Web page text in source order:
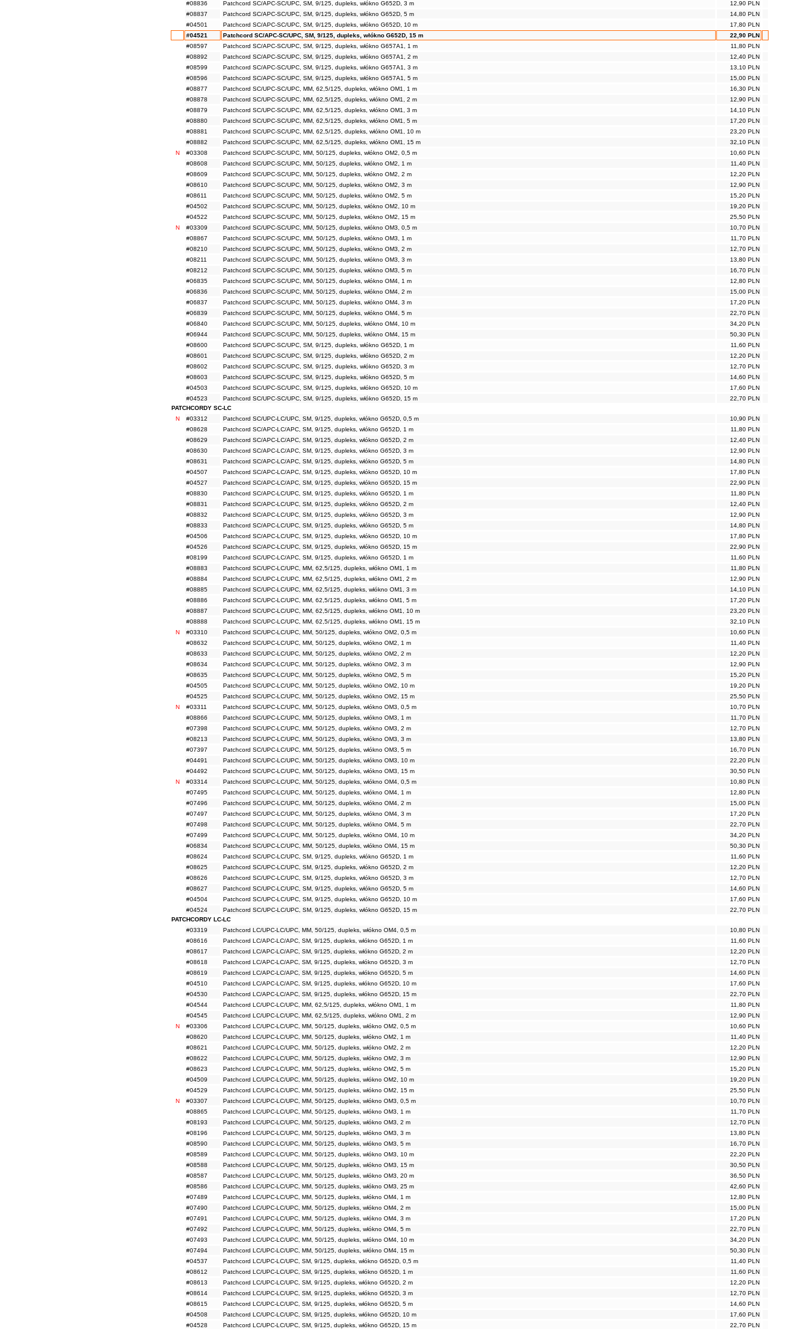
#08836
Patchcord SC/APC-SC/UPC, SM, 9/125, dupleks, włókno G652D, 3 m
12,90 PLN
#08837
Patchcord SC/APC-SC/UPC, SM, 9/125, dupleks, włókno G652D, 5 m
14,80 PLN
#04501
Patchcord SC/APC-SC/UPC, SM, 9/125, dupleks, włókno G652D, 10 m
17,80 PLN
#04521
Patchcord SC/APC-SC/UPC, SM, 9/125, dupleks, włókno G652D, 15 m
22,90 PLN
#08597
Patchcord SC/APC-SC/UPC, SM, 9/125, dupleks, włókno G657A1, 1 m
11,80 PLN
#08892
Patchcord SC/APC-SC/UPC, SM, 9/125, dupleks, włókno G657A1, 2 m
12,40 PLN
#08599
Patchcord SC/APC-SC/UPC, SM, 9/125, dupleks, włókno G657A1, 3 m
13,10 PLN
#08596
Patchcord SC/APC-SC/UPC, SM, 9/125, dupleks, włókno G657A1, 5 m
15,00 PLN
#08877
Patchcord SC/UPC-SC/UPC, MM, 62,5/125, dupleks, włókno OM1, 1 m
16,30 PLN
#08878
Patchcord SC/UPC-SC/UPC, MM, 62,5/125, dupleks, włókno OM1, 2 m
12,90 PLN
#08879
Patchcord SC/UPC-SC/UPC, MM, 62,5/125, dupleks, włókno OM1, 3 m
14,10 PLN
#08880
Patchcord SC/UPC-SC/UPC, MM, 62,5/125, dupleks, włókno OM1, 5 m
17,20 PLN
#08881
Patchcord SC/UPC-SC/UPC, MM, 62,5/125, dupleks, włókno OM1, 10 m
23,20 PLN
#08882
Patchcord SC/UPC-SC/UPC, MM, 62,5/125, dupleks, włókno OM1, 15 m
32,10 PLN
N
#03308 Patchcord SC/UPC-SC/UPC, MM, 50/125, dupleks, włókno OM2, 0,5 m
10,60 PLN
#08608
Patchcord SC/UPC-SC/UPC, MM, 50/125, dupleks, włókno OM2, 1 m
11,40 PLN
#08609
Patchcord SC/UPC-SC/UPC, MM, 50/125, dupleks, włókno OM2, 2 m
12,20 PLN
#08610
Patchcord SC/UPC-SC/UPC, MM, 50/125, dupleks, włókno OM2, 3 m
12,90 PLN
#08611
Patchcord SC/UPC-SC/UPC, MM, 50/125, dupleks, włókno OM2, 5 m
15,20 PLN
#04502
Patchcord SC/UPC-SC/UPC, MM, 50/125, dupleks, włókno OM2, 10 m
19,20 PLN
#04522
Patchcord SC/UPC-SC/UPC, MM, 50/125, dupleks, włókno OM2, 15 m
25,50 PLN
N
#03309 Patchcord SC/UPC-SC/UPC, MM, 50/125, dupleks, włókno OM3, 0,5 m
10,70 PLN
#08867
Patchcord SC/UPC-SC/UPC, MM, 50/125, dupleks, włókno OM3, 1 m
11,70 PLN
#08210
Patchcord SC/UPC-SC/UPC, MM, 50/125, dupleks, włókno OM3, 2 m
12,70 PLN
#08211
Patchcord SC/UPC-SC/UPC, MM, 50/125, dupleks, włókno OM3, 3 m
13,80 PLN
#08212
Patchcord SC/UPC-SC/UPC, MM, 50/125, dupleks, włókno OM3, 5 m
16,70 PLN
#06835
Patchcord SC/UPC-SC/UPC, MM, 50/125, dupleks, włókno OM4, 1 m
12,80 PLN
#06836
Patchcord SC/UPC-SC/UPC, MM, 50/125, dupleks, włókno OM4, 2 m
15,00 PLN
#06837
Patchcord SC/UPC-SC/UPC, MM, 50/125, dupleks, włókno OM4, 3 m
17,20 PLN
#06839
Patchcord SC/UPC-SC/UPC, MM, 50/125, dupleks, włókno OM4, 5 m
22,70 PLN
#06840
Patchcord SC/UPC-SC/UPC, MM, 50/125, dupleks, włókno OM4, 10 m
34,20 PLN
#06944
Patchcord SC/UPC-SC/UPC, MM, 50/125, dupleks, włókno OM4, 15 m
50,30 PLN
#08600
Patchcord SC/UPC-SC/UPC, SM, 9/125, dupleks, włókno G652D, 1 m
11,60 PLN
#08601
Patchcord SC/UPC-SC/UPC, SM, 9/125, dupleks, włókno G652D, 2 m
12,20 PLN
#08602
Patchcord SC/UPC-SC/UPC, SM, 9/125, dupleks, włókno G652D, 3 m
12,70 PLN
#08603
Patchcord SC/UPC-SC/UPC, SM, 9/125, dupleks, włókno G652D, 5 m
14,60 PLN
#04503
Patchcord SC/UPC-SC/UPC, SM, 9/125, dupleks, włókno G652D, 10 m
17,60 PLN
#04523
Patchcord SC/UPC-SC/UPC, SM, 9/125, dupleks, włókno G652D, 15 m
22,70 PLN
PATCHCORDY SC-LC
N
#03312 Patchcord SC/UPC-LC/UPC, SM, 9/125, dupleks, włókno G652D, 0,5 m
10,90 PLN
#08628
Patchcord SC/APC-LC/APC, SM, 9/125, dupleks, włókno G652D, 1 m
11,80 PLN
#08629
Patchcord SC/APC-LC/APC, SM, 9/125, dupleks, włókno G652D, 2 m
12,40 PLN
#08630
Patchcord SC/APC-LC/APC, SM, 9/125, dupleks, włókno G652D, 3 m
12,90 PLN
#08631
Patchcord SC/APC-LC/APC, SM, 9/125, dupleks, włókno G652D, 5 m
14,80 PLN
#04507
Patchcord SC/APC-LC/APC, SM, 9/125, dupleks, włókno G652D, 10 m
17,80 PLN
#04527
Patchcord SC/APC-LC/APC, SM, 9/125, dupleks, włókno G652D, 15 m
22,90 PLN
#08830
Patchcord SC/APC-LC/UPC, SM, 9/125, dupleks, włókno G652D, 1 m
11,80 PLN
#08831
Patchcord SC/APC-LC/UPC, SM, 9/125, dupleks, włókno G652D, 2 m
12,40 PLN
#08832
Patchcord SC/APC-LC/UPC, SM, 9/125, dupleks, włókno G652D, 3 m
12,90 PLN
#08833
Patchcord SC/APC-LC/UPC, SM, 9/125, dupleks, włókno G652D, 5 m
14,80 PLN
#04506
Patchcord SC/APC-LC/UPC, SM, 9/125, dupleks, włókno G652D, 10 m
17,80 PLN
#04526
Patchcord SC/APC-LC/UPC, SM, 9/125, dupleks, włókno G652D, 15 m
22,90 PLN
#08199
Patchcord SC/UPC-LC/APC, SM, 9/125, dupleks, włókno G652D, 1 m
11,60 PLN
#08883
Patchcord SC/UPC-LC/UPC, MM, 62,5/125, dupleks, włókno OM1, 1 m
11,80 PLN
#08884
Patchcord SC/UPC-LC/UPC, MM, 62,5/125, dupleks, włókno OM1, 2 m
12,90 PLN
#08885
Patchcord SC/UPC-LC/UPC, MM, 62,5/125, dupleks, włókno OM1, 3 m
14,10 PLN
#08886
Patchcord SC/UPC-LC/UPC, MM, 62,5/125, dupleks, włókno OM1, 5 m
17,20 PLN
#08887
Patchcord SC/UPC-LC/UPC, MM, 62,5/125, dupleks, włókno OM1, 10 m
23,20 PLN
#08888
Patchcord SC/UPC-LC/UPC, MM, 62,5/125, dupleks, włókno OM1, 15 m
32,10 PLN
N
#03310 Patchcord SC/UPC-LC/UPC, MM, 50/125, dupleks, włókno OM2, 0,5 m
10,60 PLN
#08632
Patchcord SC/UPC-LC/UPC, MM, 50/125, dupleks, włókno OM2, 1 m
11,40 PLN
#08633
Patchcord SC/UPC-LC/UPC, MM, 50/125, dupleks, włókno OM2, 2 m
12,20 PLN
#08634
Patchcord SC/UPC-LC/UPC, MM, 50/125, dupleks, włókno OM2, 3 m
12,90 PLN
#08635
Patchcord SC/UPC-LC/UPC, MM, 50/125, dupleks, włókno OM2, 5 m
15,20 PLN
#04505
Patchcord SC/UPC-LC/UPC, MM, 50/125, dupleks, włókno OM2, 10 m
19,20 PLN
#04525
Patchcord SC/UPC-LC/UPC, MM, 50/125, dupleks, włókno OM2, 15 m
25,50 PLN
N
#03311 Patchcord SC/UPC-LC/UPC, MM, 50/125, dupleks, włókno OM3, 0,5 m
10,70 PLN
#08866
Patchcord SC/UPC-LC/UPC, MM, 50/125, dupleks, włókno OM3, 1 m
11,70 PLN
#07398
Patchcord SC/UPC-LC/UPC, MM, 50/125, dupleks, włókno OM3, 2 m
12,70 PLN
#08213
Patchcord SC/UPC-LC/UPC, MM, 50/125, dupleks, włókno OM3, 3 m
13,80 PLN
#07397
Patchcord SC/UPC-LC/UPC, MM, 50/125, dupleks, włókno OM3, 5 m
16,70 PLN
#04491
Patchcord SC/UPC-LC/UPC, MM, 50/125, dupleks, włókno OM3, 10 m
22,20 PLN
#04492
Patchcord SC/UPC-LC/UPC, MM, 50/125, dupleks, włókno OM3, 15 m
30,50 PLN
N
#03314 Patchcord SC/UPC-LC/UPC, MM, 50/125, dupleks, włókno OM4, 0,5 m
10,80 PLN
#07495
Patchcord SC/UPC-LC/UPC, MM, 50/125, dupleks, włókno OM4, 1 m
12,80 PLN
#07496
Patchcord SC/UPC-LC/UPC, MM, 50/125, dupleks, włókno OM4, 2 m
15,00 PLN
#07497
Patchcord SC/UPC-LC/UPC, MM, 50/125, dupleks, włókno OM4, 3 m
17,20 PLN
#07498
Patchcord SC/UPC-LC/UPC, MM, 50/125, dupleks, włókno OM4, 5 m
22,70 PLN
#07499
Patchcord SC/UPC-LC/UPC, MM, 50/125, dupleks, włókno OM4, 10 m
34,20 PLN
#06834
Patchcord SC/UPC-LC/UPC, MM, 50/125, dupleks, włókno OM4, 15 m
50,30 PLN
#08624
Patchcord SC/UPC-LC/UPC, SM, 9/125, dupleks, włókno G652D, 1 m
11,60 PLN
#08625
Patchcord SC/UPC-LC/UPC, SM, 9/125, dupleks, włókno G652D, 2 m
12,20 PLN
#08626
Patchcord SC/UPC-LC/UPC, SM, 9/125, dupleks, włókno G652D, 3 m
12,70 PLN
#08627
Patchcord SC/UPC-LC/UPC, SM, 9/125, dupleks, włókno G652D, 5 m
14,60 PLN
#04504
Patchcord SC/UPC-LC/UPC, SM, 9/125, dupleks, włókno G652D, 10 m
17,60 PLN
#04524
Patchcord SC/UPC-LC/UPC, SM, 9/125, dupleks, włókno G652D, 15 m
22,70 PLN
PATCHCORDY LC-LC
#03319
Patchcord LC/UPC-LC/UPC, MM, 50/125, dupleks, włókno OM4, 0,5 m
10,80 PLN
#08616
Patchcord LC/APC-LC/APC, SM, 9/125, dupleks, włókno G652D, 1 m
11,60 PLN
#08617
Patchcord LC/APC-LC/APC, SM, 9/125, dupleks, włókno G652D, 2 m
12,20 PLN
#08618
Patchcord LC/APC-LC/APC, SM, 9/125, dupleks, włókno G652D, 3 m
12,70 PLN
#08619
Patchcord LC/APC-LC/APC, SM, 9/125, dupleks, włókno G652D, 5 m
14,60 PLN
#04510
Patchcord LC/APC-LC/APC, SM, 9/125, dupleks, włókno G652D, 10 m
17,60 PLN
#04530
Patchcord LC/APC-LC/APC, SM, 9/125, dupleks, włókno G652D, 15 m
22,70 PLN
#04544
Patchcord LC/UPC-LC/UPC, MM, 62,5/125, dupleks, włókno OM1, 1 m
11,80 PLN
#04545
Patchcord LC/UPC-LC/UPC, MM, 62,5/125, dupleks, włókno OM1, 2 m
12,90 PLN
N
#03306 Patchcord LC/UPC-LC/UPC, MM, 50/125, dupleks, włókno OM2, 0,5 m
10,60 PLN
#08620
Patchcord LC/UPC-LC/UPC, MM, 50/125, dupleks, włókno OM2, 1 m
11,40 PLN
#08621
Patchcord LC/UPC-LC/UPC, MM, 50/125, dupleks, włókno OM2, 2 m
12,20 PLN
#08622
Patchcord LC/UPC-LC/UPC, MM, 50/125, dupleks, włókno OM2, 3 m
12,90 PLN
#08623
Patchcord LC/UPC-LC/UPC, MM, 50/125, dupleks, włókno OM2, 5 m
15,20 PLN
#04509
Patchcord LC/UPC-LC/UPC, MM, 50/125, dupleks, włókno OM2, 10 m
19,20 PLN
#04529
Patchcord LC/UPC-LC/UPC, MM, 50/125, dupleks, włókno OM2, 15 m
25,50 PLN
N
#03307 Patchcord LC/UPC-LC/UPC, MM, 50/125, dupleks, włókno OM3, 0,5 m
10,70 PLN
#08865
Patchcord LC/UPC-LC/UPC, MM, 50/125, dupleks, włókno OM3, 1 m
11,70 PLN
#08193
Patchcord LC/UPC-LC/UPC, MM, 50/125, dupleks, włókno OM3, 2 m
12,70 PLN
#08196
Patchcord LC/UPC-LC/UPC, MM, 50/125, dupleks, włókno OM3, 3 m
13,80 PLN
#08590
Patchcord LC/UPC-LC/UPC, MM, 50/125, dupleks, włókno OM3, 5 m
16,70 PLN
#08589
Patchcord LC/UPC-LC/UPC, MM, 50/125, dupleks, włókno OM3, 10 m
22,20 PLN
#08588
Patchcord LC/UPC-LC/UPC, MM, 50/125, dupleks, włókno OM3, 15 m
30,50 PLN
#08587
Patchcord LC/UPC-LC/UPC, MM, 50/125, dupleks, włókno OM3, 20 m
36,50 PLN
#08586
Patchcord LC/UPC-LC/UPC, MM, 50/125, dupleks, włókno OM3, 25 m
42,60 PLN
#07489
Patchcord LC/UPC-LC/UPC, MM, 50/125, dupleks, włókno OM4, 1 m
12,80 PLN
#07490
Patchcord LC/UPC-LC/UPC, MM, 50/125, dupleks, włókno OM4, 2 m
15,00 PLN
#07491
Patchcord LC/UPC-LC/UPC, MM, 50/125, dupleks, włókno OM4, 3 m
17,20 PLN
#07492
Patchcord LC/UPC-LC/UPC, MM, 50/125, dupleks, włókno OM4, 5 m
22,70 PLN
#07493
Patchcord LC/UPC-LC/UPC, MM, 50/125, dupleks, włókno OM4, 10 m
34,20 PLN
#07494
Patchcord LC/UPC-LC/UPC, MM, 50/125, dupleks, włókno OM4, 15 m
50,30 PLN
#04537
Patchcord LC/UPC-LC/UPC, SM, 9/125, dupleks, włókno G652D, 0,5 m
11,40 PLN
#08612
Patchcord LC/UPC-LC/UPC, SM, 9/125, dupleks, włókno G652D, 1 m
11,60 PLN
#08613
Patchcord LC/UPC-LC/UPC, SM, 9/125, dupleks, włókno G652D, 2 m
12,20 PLN
#08614
Patchcord LC/UPC-LC/UPC, SM, 9/125, dupleks, włókno G652D, 3 m
12,70 PLN
#08615
Patchcord LC/UPC-LC/UPC, SM, 9/125, dupleks, włókno G652D, 5 m
14,60 PLN
#04508
Patchcord LC/UPC-LC/UPC, SM, 9/125, dupleks, włókno G652D, 10 m
17,60 PLN
#04528
Patchcord LC/UPC-LC/UPC, SM, 9/125, dupleks, włókno G652D, 15 m 22,70 PLN